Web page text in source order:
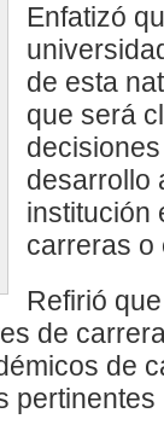
Enfatizó
de esta
que será
desarrollo
institución
carreras o
Refirió
de
de